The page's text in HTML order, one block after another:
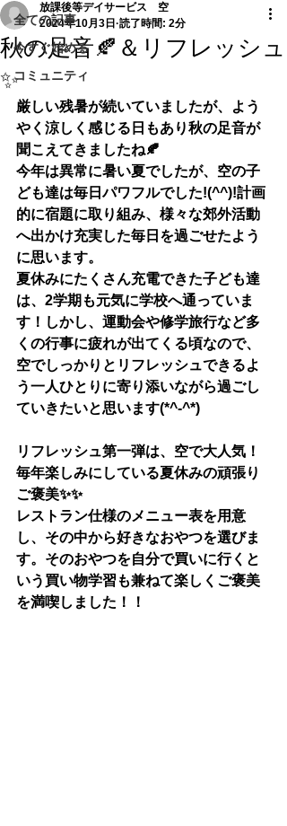
全ての記事
今すぐ始める
コミュニティ
秋の足音🍂＆リフレッシュ
✨
放課後等デイサービス 空
2024年10月3日 読了時間: 2分
厳しい残暑が続いていましたが、よう
やく涼しく感じる日もあり秋の足音が
聞こえてきましたね🍂
今年は異常に暑い夏でしたが、空の子
ども達は毎日パワフルでした!(^^)!計画
的に宿題に取り組み、様々な郊外活動
へ出かけ充実した毎日を過ごせたよう
に思います。
夏休みにたくさん充電できた子ども達
は、2学期も元気に学校へ通っていま
す！しかし、運動会や修学旅行など多
くの行事に疲れが出てくる頃なので、
空でしっかりとリフレッシュできるよ
う一人ひとりに寄り添いながら過ごし
ていきたいと思います(*^-^*)
リフレッシュ第一弾は、空で大人気！
毎年楽しみにしている夏休みの頑張り
ご褒美✨✨
レストラン仕様のメニュー表を用意
し、その中から好きなおやつを選びま
す。そのおやつを自分で買いに行くと
いう買い物学習も兼ねて楽しくご褒美
を満喫しました！！